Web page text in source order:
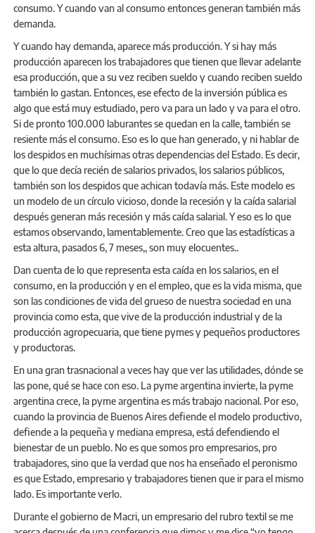
consumo. Y cuando van al consumo entonces generan también más
demanda.
Y cuando hay demanda, aparece más producción. Y si hay más
producción aparecen los trabajadores que tienen que llevar adelante
esa producción, que a su vez reciben sueldo y cuando reciben sueldo
también lo gastan. Entonces, ese efecto de la inversión pública es
algo que está muy estudiado, pero va para un lado y va para el otro.
Si de pronto 100.000 laburantes se quedan en la calle, también se
resiente más el consumo. Eso es lo que han generado, y ni hablar de
los despidos en muchísimas otras dependencias del Estado. Es decir,
que lo que decía recién de salarios privados, los salarios públicos,
también son los despidos que achican todavía más. Este modelo es
un modelo de un círculo vicioso, donde la recesión y la caída salarial
después generan más recesión y más caída salarial. Y eso es lo que
estamos observando, lamentablemente. Creo que las estadísticas a
esta altura, pasados 6, 7 meses,, son muy elocuentes..
Dan cuenta de lo que representa esta caída en los salarios, en el
consumo, en la producción y en el empleo, que es la vida misma, que
son las condiciones de vida del grueso de nuestra sociedad en una
provincia como esta, que vive de la producción industrial y de la
producción agropecuaria, que tiene pymes y pequeños productores
y productoras.
En una gran trasnacional a veces hay que ver las utilidades, dónde se
las pone, qué se hace con eso. La pyme argentina invierte, la pyme
argentina crece, la pyme argentina es más trabajo nacional. Por eso,
cuando la provincia de Buenos Aires defiende el modelo productivo,
defiende a la pequeña y mediana empresa, está defendiendo el
bienestar de un pueblo. No es que somos pro empresarios, pro
trabajadores, sino que la verdad que nos ha enseñado el peronismo
es que Estado, empresario y trabajadores tienen que ir para el mismo
lado. Es importante verlo.
Durante el gobierno de Macri, un empresario del rubro textil se me